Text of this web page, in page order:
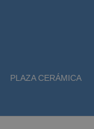
PLAZA CERÁMICA